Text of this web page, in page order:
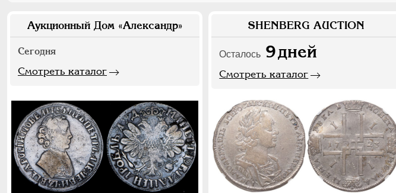
Аукционный Дом «Александр»
Сегодня
Смотреть каталог
SHENBERG AUCTION
Осталось 9дней
Смотреть каталог